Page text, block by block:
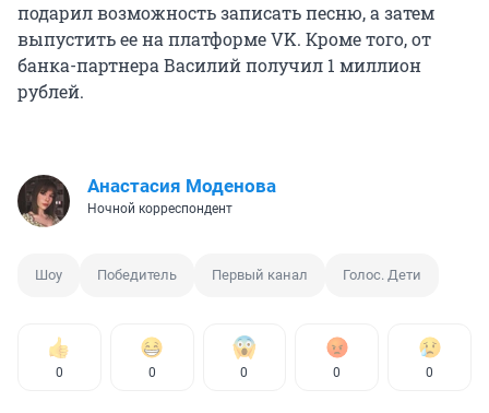
подарил возможность записать песню, а затем
выпустить ее на платформе VK. Кроме того, от
банка-партнера Василий получил 1 миллион
рублей.
Анастасия Моденова
Ночной корреспондент
Шоу Победитель Первый канал Голос. Дети
0 0 0 0 0